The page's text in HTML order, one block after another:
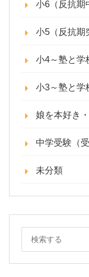
小6（反抗期
小5（反抗期
小4～塾と学
小3～塾と学
娘を本好き
中学受験（
未分類